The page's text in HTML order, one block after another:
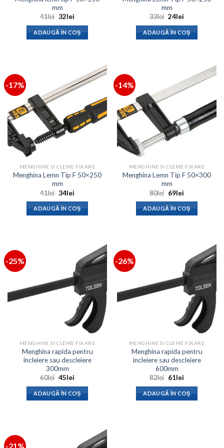
mm
41lei Prețul
a
fost:
41lei.
32leiPrețul
este:
32lei.
ADAUGĂ ÎN COȘ
mm
33lei Prețul
a
fost:
33lei.
24leiPrețul
este:
24lei.
ADAUGĂ ÎN COȘ
-17%
MENGHINE SI CLEME FIXARE
Menghina Lemn Tip F 50×250
mm
41lei Prețul
a
fost:
41lei.
34leiPrețul
este:
34lei.
ADAUGĂ ÎN COȘ
-14%
MENGHINE SI CLEME FIXARE
Menghina Lemn Tip F 50×300
mm
80lei Prețul
a
fost:
80lei.
69leiPrețul
este:
69lei.
ADAUGĂ ÎN COȘ
-25%
MENGHINE SI CLEME FIXARE
Menghina rapida pentru
incleiere sau descleiere
300mm
60lei Prețul
a
fost:
60lei.
45leiPrețul
este:
45lei.
ADAUGĂ ÎN COȘ
-26%
MENGHINE SI CLEME FIXARE
Menghina rapida pentru
incleiere sau descleiere
600mm
82lei Prețul
a
fost:
82lei.
61leiPrețul
este:
61lei.
ADAUGĂ ÎN COȘ
-21%